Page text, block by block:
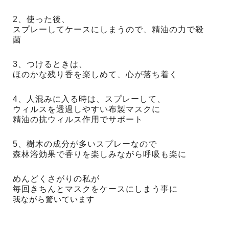
2、使った後、
スプレーしてケースにしまうので、 精油の力で殺
菌
3、つけるときは、
ほのかな残り香を楽しめて、 心が落ち着く
4、人混みに入る時は、スプレーして、
ウィルスを透過しやすい布製マスクに
精油の抗ウィルス作用でサポート
5、樹木の成分が多いスプレーなので
森林浴効果で香りを楽しみながら 呼吸も楽に
めんどくさがりの私が
毎回きちんとマスクをケースにしまう事に
我ながら驚いています